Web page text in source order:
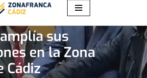
Oesía-
sus
en la Zona
Cádiz